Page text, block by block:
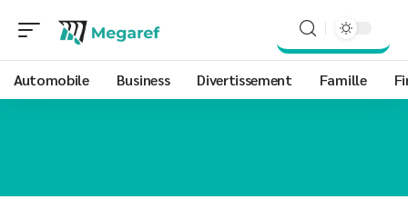
Automobile Business Divertissement Famille